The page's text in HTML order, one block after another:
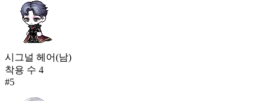
시그널 헤어(남)
착용 수 4
#5